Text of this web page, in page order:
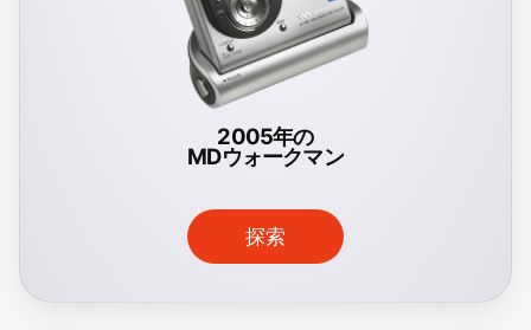
2005年の
MDウォークマン
探索